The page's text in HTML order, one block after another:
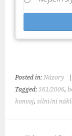
Posted in:Názory
Tagged:561/2006,
konvoj,silniční